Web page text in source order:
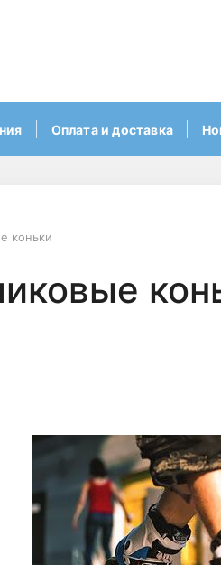
Оплата и доставка
коньки